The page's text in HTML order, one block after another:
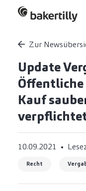
Zur
Update
Kauf
10.09.2021
Recht